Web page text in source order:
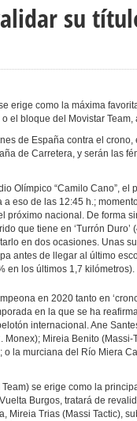
su
erige como la máxima
el bloque del Movistar
de España contra el
de Carretera, y serán las
Olímpico “Camilo Cano”, el
eso de las 12:45 h.;
próximo nacional. De forma
que tiene en ‘Turrón
en dos ocasiones. Unas
antes de llegar al último
en los últimos 1,7 kilómetros).
en 2020 tanto en
en la que se ha
internacional. Ane
Mireia Benito
la murciana del Río Miera
se erige como la
Burgos, tratará de
Mireia Trias (Massi Tactic),